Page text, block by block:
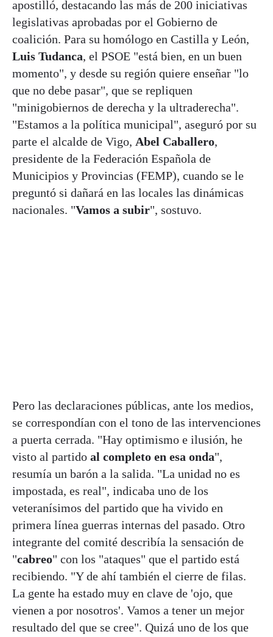
apostilló, destacando las más de 200 iniciativas
legislativas aprobadas por el Gobierno de
coalición. Para su homólogo en Castilla y León,
Luis Tudanca, el PSOE "está bien, en un buen
momento", y desde su región quiere enseñar "lo
que no debe pasar", que se repliquen
"minigobiernos de derecha y la ultraderecha".
"Estamos a la política municipal", aseguró por su
parte el alcalde de Vigo, Abel Caballero,
presidente de la Federación Española de
Municipios y Provincias (FEMP), cuando se le
preguntó si dañará en las locales las dinámicas
nacionales. "Vamos a subir", sostuvo.
Pero las declaraciones públicas, ante los medios,
se correspondían con el tono de las intervenciones
a puerta cerrada. "Hay optimismo e ilusión, he
visto al partido al completo en esa onda",
resumía un barón a la salida. "La unidad no es
impostada, es real", indicaba uno de los
veteranísimos del partido que ha vivido en
primera línea guerras internas del pasado. Otro
integrante del comité describía la sensación de
"cabreo" con los "ataques" que el partido está
recibiendo. "Y de ahí también el cierre de filas.
La gente ha estado muy en clave de 'ojo, que
vienen a por nosotros'. Vamos a tener un mejor
resultado del que se cree". Quizá uno de los que